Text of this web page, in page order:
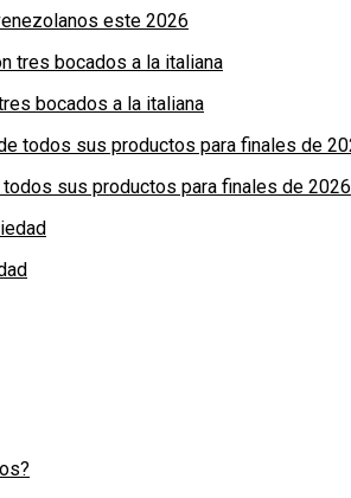
este 2026
bocados a la italiana
sus productos para finales de 2026